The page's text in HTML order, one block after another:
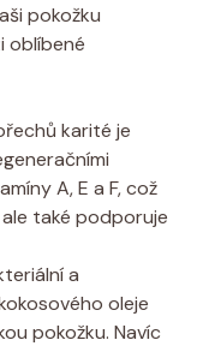
pokožku
oblíbené‌
karité je
A, ‍E a F, ⁤což
také podporuje
a
oleje
⁣pokožku. Navíc